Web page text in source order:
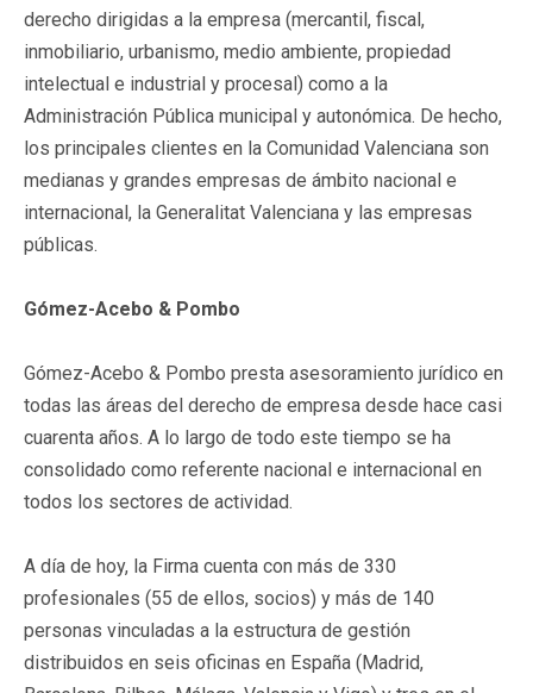
derecho dirigidas a la empresa (mercantil, fiscal,
inmobiliario, urbanismo, medio ambiente, propiedad
intelectual e industrial y procesal) como a la
Administración Pública municipal y autonómica. De hecho,
los principales clientes en la Comunidad Valenciana son
medianas y grandes empresas de ámbito nacional e
internacional, la Generalitat Valenciana y las empresas
públicas.
Gómez-Acebo & Pombo
Gómez-Acebo & Pombo presta asesoramiento jurídico en
todas las áreas del derecho de empresa desde hace casi
cuarenta años. A lo largo de todo este tiempo se ha
consolidado como referente nacional e internacional en
todos los sectores de actividad.
A día de hoy, la Firma cuenta con más de 330
profesionales (55 de ellos, socios) y más de 140
personas vinculadas a la estructura de gestión
distribuidos en seis oficinas en España (Madrid,